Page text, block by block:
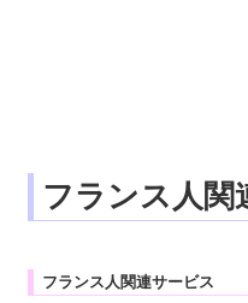
フランス人関
フランス人関連サービス